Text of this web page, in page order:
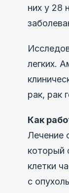
них у 28
легких.
рак, рак
Как
Лечение
который
клетки
с